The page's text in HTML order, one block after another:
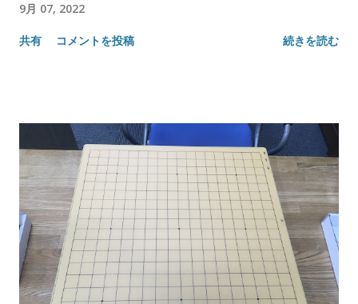
9月 07, 2022
共有 コメントを投稿 続きを読む